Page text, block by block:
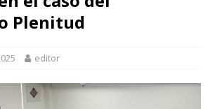
Plenitud
editor